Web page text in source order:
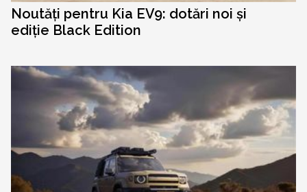
Noutăți pentru Kia EV9: dotări noi și
ediție Black Edition